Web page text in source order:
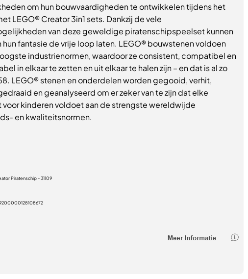
om hun bouwvaardigheden te ontwikkelen tijdens het
LEGO® Creator 3in1 sets. Dankzij de vele
van deze geweldige piratenschipspeelset kunnen
hun fantasie de vrije loop laten. LEGO® bouwstenen voldoen
industrienormen, waardoor ze consistent, compatibel en
in elkaar te zetten en uit elkaar te halen zijn – en dat is al zo
LEGO® stenen en onderdelen worden gegooid, verhit,
en geanalyseerd om er zeker van te zijn dat elke
voor kinderen voldoet aan de strengste wereldwijde
en kwaliteitsnormen.
Piratenschip - 31109